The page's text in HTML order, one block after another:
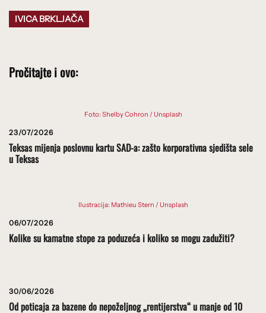
IVICA BRKLJAČA
Pročitajte i ovo:
Foto: Shelby Cohron / Unsplash
23/07/2026
Teksas mijenja poslovnu kartu SAD-a: zašto korporativna sjedišta sele
u Teksas
Ilustracija: Mathieu Stern / Unsplash
06/07/2026
Kolike su kamatne stope za poduzeća i koliko se mogu zadužiti?
30/06/2026
Od poticaja za bazene do nepoželjnog „rentijerstva“ u manje od 10